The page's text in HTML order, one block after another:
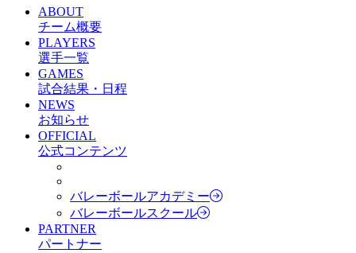
ABOUT
チーム概要
PLAYERS
選手一覧
GAMES
試合結果・日程
NEWS
お知らせ
OFFICIAL
公式コンテンツ
バレーボールアカデミー
バレーボールスクール
PARTNER
パートナー